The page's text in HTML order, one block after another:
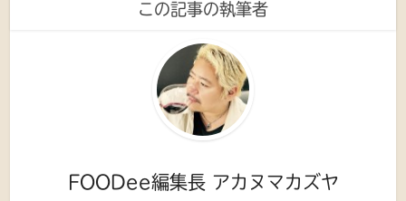
この記事の執筆者
FOODee編集長 アカヌマカズヤ